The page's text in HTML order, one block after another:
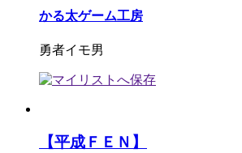
かる太ゲーム工房
勇者イモ男
【平成ＦＥＮ】